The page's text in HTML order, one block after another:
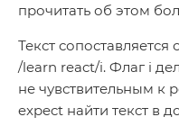
прочитать об этом
Текст
/learn react/i. Флаг i
не чувствительным к
expect найти текст в